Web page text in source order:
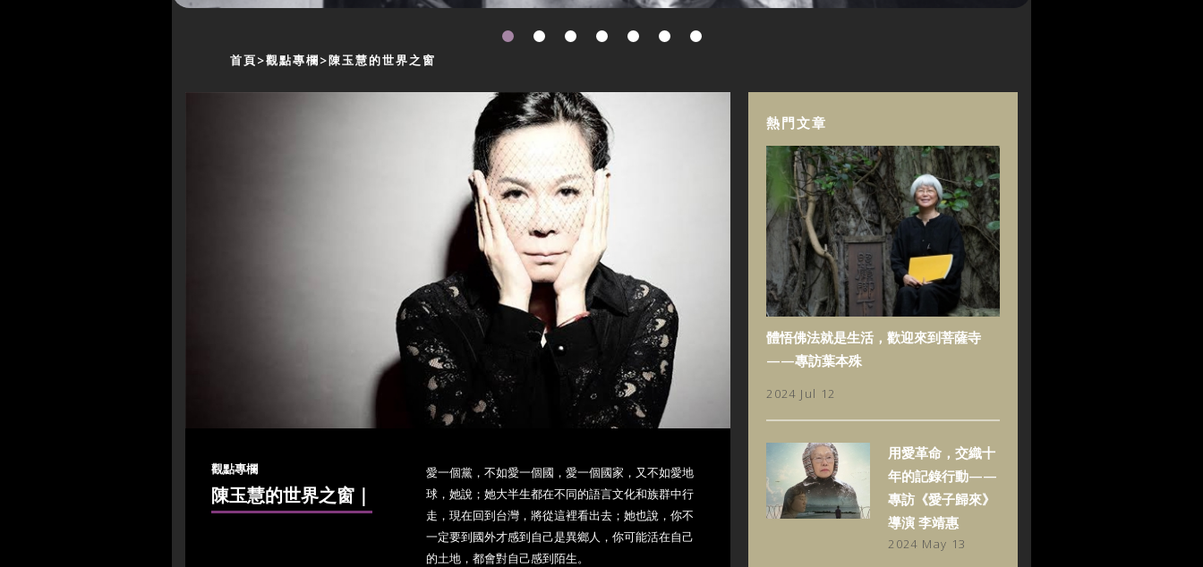
首頁 觀點專欄 陳玉慧的世界之窗
觀點專欄
陳玉慧的世界之窗 ｜
愛一個黨，不如愛一個國，愛一個國家，又不如愛地
球，她說；她大半生都在不同的語言文化和族群中行
走，現在回到台灣，將從這裡看出去；她也說，你不
一定要到國外才感到自己是異鄉人，你可能活在自己
的土地，都會對自己感到陌生。
熱門文章
體悟佛法就是生活，歡迎來到菩薩寺
——專訪葉本殊
2024 Jul 12
用愛革命，交織十
年的記錄行動——
專訪《愛子歸來》
導演 李靖惠
2024 May 13